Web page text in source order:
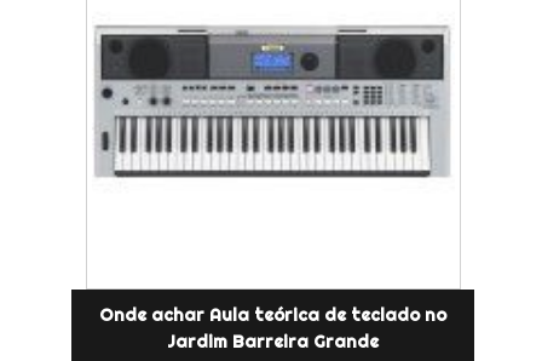
Onde achar Aula teórica de teclado no
Jardim Barreira Grande